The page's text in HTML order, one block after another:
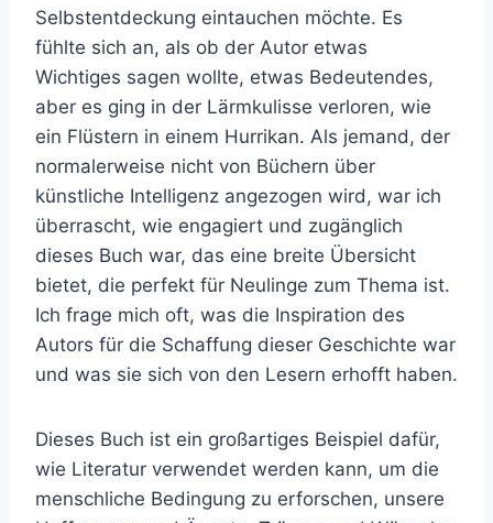
Selbstentdeckung eintauchen möchte. Es
fühlte sich an, als ob der Autor etwas
Wichtiges sagen wollte, etwas Bedeutendes,
aber es ging in der Lärmkulisse verloren, wie
ein Flüstern in einem Hurrikan. Als jemand, der
normalerweise nicht von Büchern über
künstliche Intelligenz angezogen wird, war ich
überrascht, wie engagiert und zugänglich
dieses Buch war, das eine breite Übersicht
bietet, die perfekt für Neulinge zum Thema ist.
Ich frage mich oft, was die Inspiration des
Autors für die Schaffung dieser Geschichte war
und was sie sich von den Lesern erhofft haben.
Dieses Buch ist ein großartiges Beispiel dafür,
wie Literatur verwendet werden kann, um die
menschliche Bedingung zu erforschen, unsere